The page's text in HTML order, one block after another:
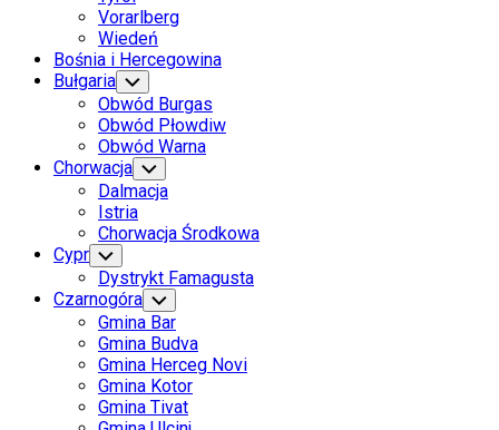
Vorarlberg
Wiedeń
Bośnia i Hercegowina
Bułgaria Toggle
Child
Menu
Obwód Burgas
Obwód Płowdiw
Obwód Warna
Chorwacja Toggle
Child
Menu
Dalmacja
Istria
Chorwacja Środkowa
Cypr Toggle
Child
Menu
Dystrykt Famagusta
Czarnogóra Toggle
Child
Menu
Gmina Bar
Gmina Budva
Gmina Herceg Novi
Gmina Kotor
Gmina Tivat